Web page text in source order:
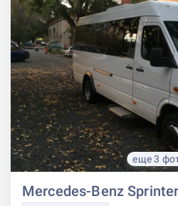
еще 3
Mercedes-Benz